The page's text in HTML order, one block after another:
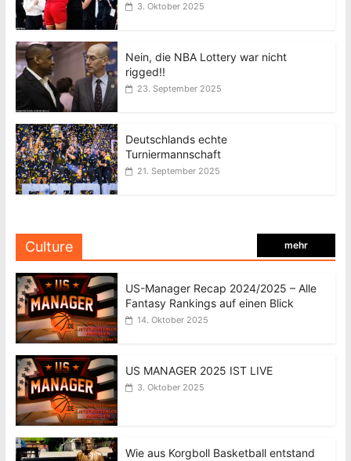
3. Oktober 2025
Nein, die NBA Lottery war nicht
rigged!!
23. September 2025
Deutschlands echte
Turniermannschaft
21. September 2025
Culture mehr
US-Manager Recap 2024/2025 – Alle
Fantasy Rankings auf einen Blick
14. Oktober 2025
US MANAGER 2025 IST LIVE
3. Oktober 2025
Wie aus Korgboll Basketball entstand